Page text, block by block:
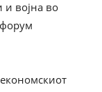
војна во